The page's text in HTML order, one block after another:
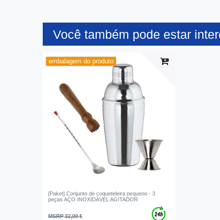
Você também pode estar
embalagem do produto
[Paket] Conjunto de coqueteleira pequeno - 3
peças AÇO INOXIDÁVEL AGITADOR
MSRP 32,00 €